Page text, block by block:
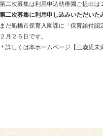
第二次募集は利用申込幼稚園ご提出は
第二次募集に利用申し込みいただいた
まだ船橋市保育入園課に「保育給付
２月２５日です。
＊詳しくは本ホームページ【三歳児未